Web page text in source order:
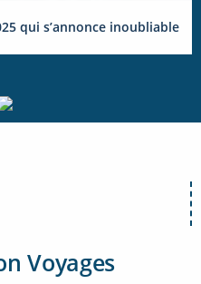
qui s’annonce inoubliable
Voyages